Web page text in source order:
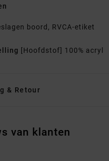
boord, RVCA-etiket
[Hoofdstof] 100% acryl
& Retour
van klanten